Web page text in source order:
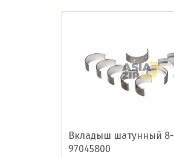
Вкладыш шатунный 8-
97045800